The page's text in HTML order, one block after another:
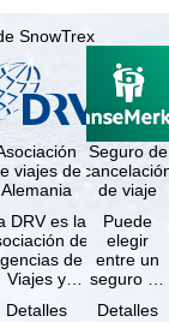
SnowTrex
viajes de
Alemania
DRV es la
de
de
Viajes y
más grande
Detalles
Seguro de
de viaje
Puede
elegir
entre un
seguro de
de viaje
Detalles